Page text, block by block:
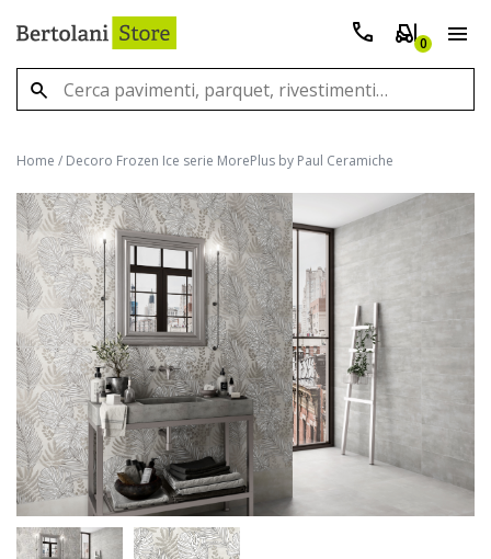
0
Home / Decoro Frozen Ice serie MorePlus by Paul Ceramiche